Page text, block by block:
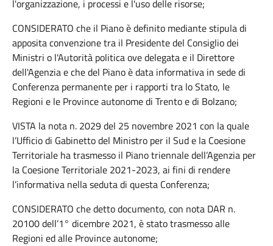
l'organizzazione, i processi e l'uso delle risorse;
CONSIDERATO che il Piano è definito mediante stipula di
apposita convenzione tra il Presidente del Consiglio dei
Ministri o l'Autorità politica ove delegata e il Direttore
dell'Agenzia e che del Piano è data informativa in sede di
Conferenza permanente per i rapporti tra lo Stato, le
Regioni e le Province autonome di Trento e di Bolzano;
VISTA la nota n. 2029 del 25 novembre 2021 con la quale
l’Ufficio di Gabinetto del Ministro per il Sud e la Coesione
Territoriale ha trasmesso il Piano triennale dell’Agenzia per
la Coesione Territoriale 2021-2023, ai fini di rendere
l’informativa nella seduta di questa Conferenza;
CONSIDERATO che detto documento, con nota DAR n.
20100 dell’1° dicembre 2021, è stato trasmesso alle
Regioni ed alle Province autonome;